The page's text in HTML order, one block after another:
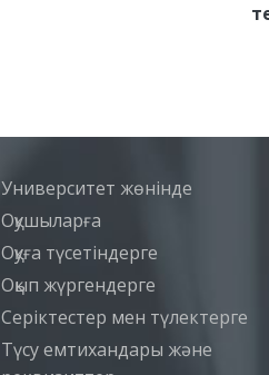
Университет жөнінде
Оқушыларға
Оқуға түсетіндерге
Оқып жүргендерге
Серіктестер мен түлектерге
Түсу емтихандары және